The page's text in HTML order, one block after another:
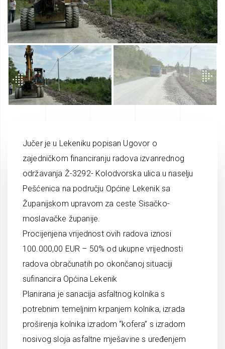
Jučer je u Lekeniku popisan Ugovor o
zajedničkom financiranju radova izvanrednog
održavanja Ž-3292- Kolodvorska ulica u naselju
Pešćenica na području Općine Lekenik sa
Županijskom upravom za ceste Sisačko-
moslavačke županije.
Procijenjena vrijednost ovih radova iznosi
100.000,00 EUR – 50% od ukupne vrijednosti
radova obračunatih po okončanoj situaciji
sufinancira Općina Lekenik
P lanirana je sanacija asfaltnog kolnika s
potrebnim temeljnim krpanjem kolnika, izrada
proširenja kolnika izradom “kofera” s izradom
nosivog sloja asfaltne mješavine s uređenjem